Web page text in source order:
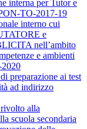
interna per Tutor e
TO-2017-19
interno cui
e
nell’ambito
e ambienti
2020
preparazione ai test
ad indirizzo
alla
scuola secondaria